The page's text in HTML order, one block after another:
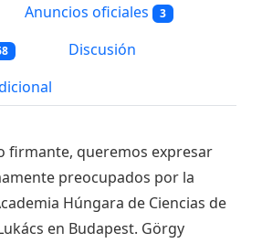
Anuncios oficiales 3
Discusión
firmante, queremos expresar
preocupados por la
Húngara de Ciencias de
en Budapest. Görgy